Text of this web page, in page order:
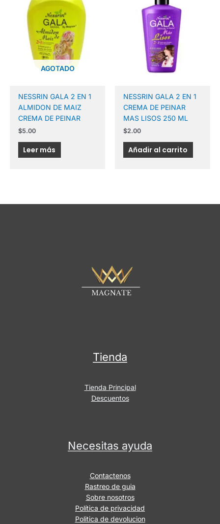
AGOTADO
NESSRIN GALA 2 EN 1
ALMIDON DE MAIZ
CREMA DE PEINAR
$5.00
Leer más
NESSRIN GALA 2 EN 1
CREMA DE PEINAR
MAS LISOS 250 ML
$2.00
Añadir al carrito
Tienda
Tienda Principal
Descuentos
Necesitas ayuda
Contactenos
Rastreo de guia
Sobre nosotros
Política de privacidad
Politica de devolucion